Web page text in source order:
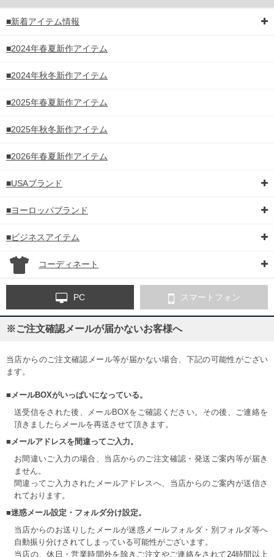
■新着アイテム情報
■2024年春夏新作アイテム
■2024年秋冬新作アイテム
■2025年春夏新作アイテム
■2025年秋冬新作アイテム
■2026年春夏新作アイテム
■USAブランド
■ヨーロッパブランド
■ビジネスアイテム
コーディネート
PC スマートフォン
※ご注文確認メールが届かないお客様へ
当店からのご注文確認メール等が届かない場合、下記の可能性がござい
ます。
■メールBOXがいっぱいになっている。
送受信をされた後、メールBOXをご確認ください。その後、ご連絡を
頂きましたらメールを再送させて頂きます。
■メールアドレスを間違ってご入力。
お間違いご入力の場合、当店からのご注文確認・発送ご案内等が届き
ません。
間違ってご入力されたメールアドレスへ、当店からのご案内が送信さ
れております。
■迷惑メール設定・フォルダ分け設定。
当店からのお送りしたメールが迷惑メールフォルダ・別フォルダ等へ
自動振り分けされてしまっている可能性がございます。
当店の、休日・営業時間外を除きご注文やご連絡をされて24時間以上